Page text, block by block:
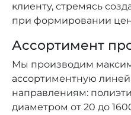
клиенту, стремясь
при формировании
Ассортимент
Мы производим
ассортиментную
направлениям:
диаметром от 20 до